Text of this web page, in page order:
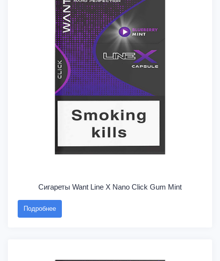
Сигареты Want Line X Nano Click Gum Mint
Подробнее